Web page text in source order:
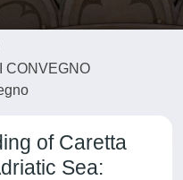
CONVEGNO
of Caretta
Sea: